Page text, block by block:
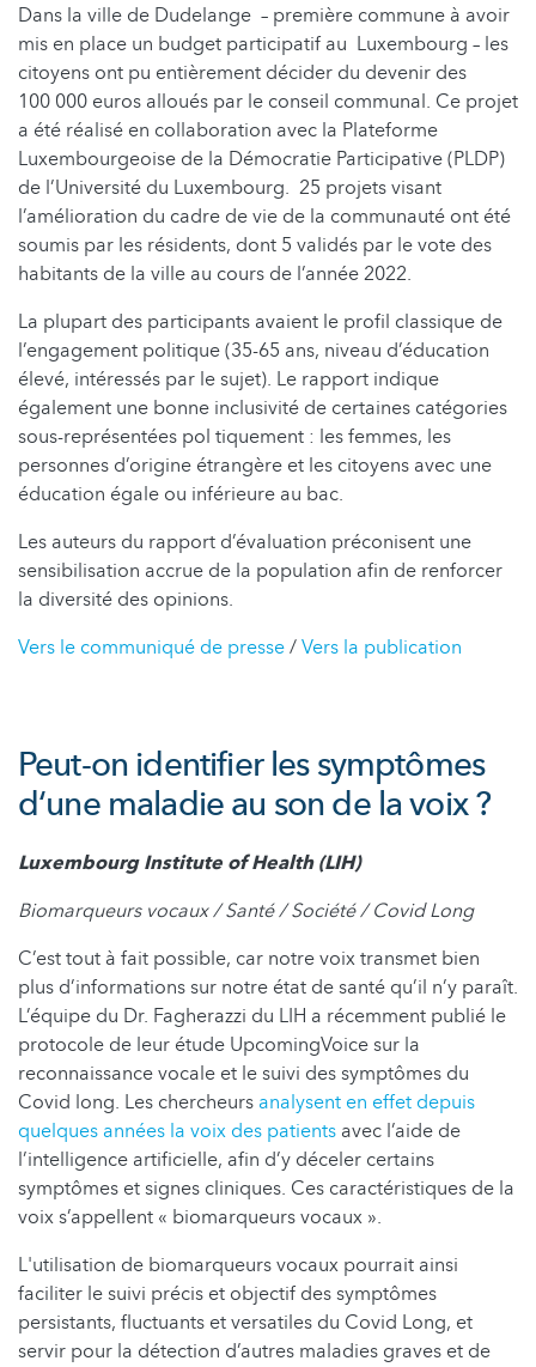
Dans la ville de Dudelange – première commune à avoir
mis en place un budget participatif au Luxembourg – les
citoyens ont pu entièrement décider du devenir des
100 000 euros alloués par le conseil communal. Ce projet
a été réalisé en collaboration avec la Plateforme
Luxembourgeoise de la Démocratie Participative (PLDP)
de l’Université du Luxembourg. 25 projets visant
l’amélioration du cadre de vie de la communauté ont été
soumis par les résidents, dont 5 validés par le vote des
habitants de la ville au cours de l’année 2022.
La plupart des participants avaient le profil classique de
l’engagement politique (35-65 ans, niveau d’éducation
élevé, intéressés par le sujet). Le rapport indique
également une bonne inclusivité de certaines catégories
sous-représentées pol tiquement : les femmes, les
personnes d’origine étrangère et les citoyens avec une
éducation égale ou inférieure au bac.
Les auteurs du rapport d’évaluation préconisent une
sensibilisation accrue de la population afin de renforcer
la diversité des opinions.
Vers le communiqué de presse/Vers la publication
Peut-on identifier les symptômes
d‘une maladie au son de la voix ?
Luxembourg Institute of Health (LIH)
Biomarqueurs vocaux / Santé / Société / Covid Long
C’est tout à fait possible, car notre voix transmet bien
plus d’informations sur notre état de santé qu’il n’y paraît.
L’équipe du Dr. Fagherazzi du LIH a récemment publié le
protocole de leur étude UpcomingVoice sur la
reconnaissance vocale et le suivi des symptômes du
Covid long. Les chercheurs analysent en effet depuis
quelques années la voix des patients avec l’aide de
l’intelligence artificielle, afin d’y déceler certains
symptômes et signes cliniques. Ces caractéristiques de la
voix s’appellent « biomarqueurs vocaux ».
L'utilisation de biomarqueurs vocaux pourrait ainsi
faciliter le suivi précis et objectif des symptômes
persistants, fluctuants et versatiles du Covid Long, et
servir pour la détection d’autres maladies graves et de